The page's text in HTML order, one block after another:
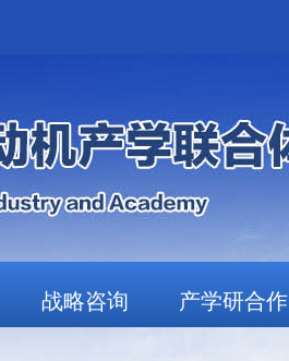
战略咨询 产学研合作